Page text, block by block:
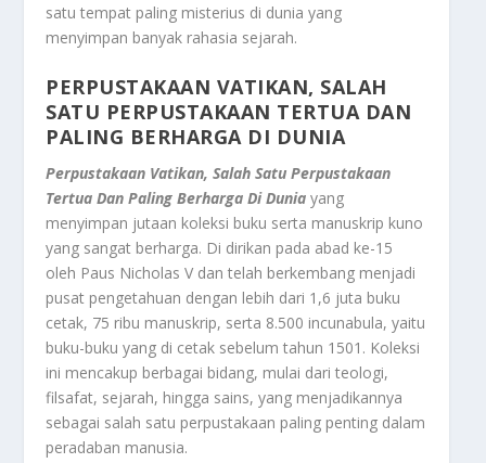
satu tempat paling misterius di dunia yang
menyimpan banyak rahasia sejarah.
PERPUSTAKAAN VATIKAN, SALAH
SATU PERPUSTAKAAN TERTUA DAN
PALING BERHARGA DI DUNIA
Perpustakaan Vatikan, Salah Satu Perpustakaan
Tertua Dan Paling Berharga Di Dunia yang
menyimpan jutaan koleksi buku serta manuskrip kuno
yang sangat berharga. Di dirikan pada abad ke-15
oleh Paus Nicholas V dan telah berkembang menjadi
pusat pengetahuan dengan lebih dari 1,6 juta buku
cetak, 75 ribu manuskrip, serta 8.500 incunabula, yaitu
buku-buku yang di cetak sebelum tahun 1501. Koleksi
ini mencakup berbagai bidang, mulai dari teologi,
filsafat, sejarah, hingga sains, yang menjadikannya
sebagai salah satu perpustakaan paling penting dalam
peradaban manusia.